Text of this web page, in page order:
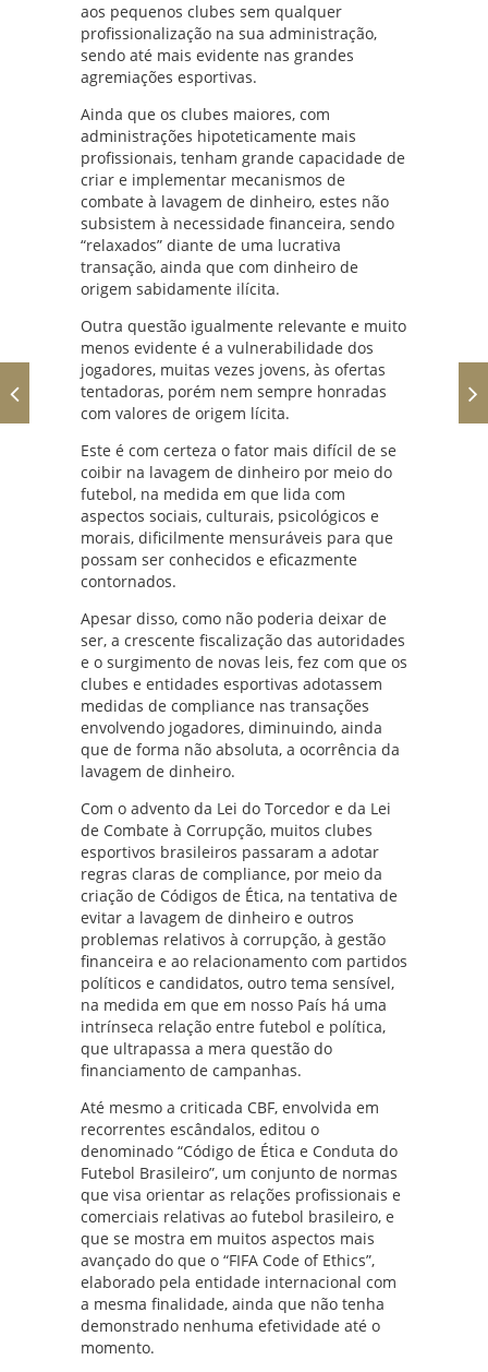
aos pequenos clubes sem qualquer
profissionalização na sua administração,
sendo até mais evidente nas grandes
agremiações esportivas.
Ainda que os clubes maiores, com
administrações hipoteticamente mais
profissionais, tenham grande capacidade de
criar e implementar mecanismos de
combate à lavagem de dinheiro, estes não
subsistem à necessidade financeira, sendo
“relaxados” diante de uma lucrativa
transação, ainda que com dinheiro de
origem sabidamente ilícita.
Outra questão igualmente relevante e muito
menos evidente é a vulnerabilidade dos
jogadores, muitas vezes jovens, às ofertas
tentadoras, porém nem sempre honradas
com valores de origem lícita.
Este é com certeza o fator mais difícil de se
coibir na lavagem de dinheiro por meio do
futebol, na medida em que lida com
aspectos sociais, culturais, psicológicos e
morais, dificilmente mensuráveis para que
possam ser conhecidos e eficazmente
contornados.
Apesar disso, como não poderia deixar de
ser, a crescente fiscalização das autoridades
e o surgimento de novas leis, fez com que os
clubes e entidades esportivas adotassem
medidas de compliance nas transações
envolvendo jogadores, diminuindo, ainda
que de forma não absoluta, a ocorrência da
lavagem de dinheiro.
Com o advento da Lei do Torcedor e da Lei
de Combate à Corrupção, muitos clubes
esportivos brasileiros passaram a adotar
regras claras de compliance, por meio da
criação de Códigos de Ética, na tentativa de
evitar a lavagem de dinheiro e outros
problemas relativos à corrupção, à gestão
financeira e ao relacionamento com partidos
políticos e candidatos, outro tema sensível,
na medida em que em nosso País há uma
intrínseca relação entre futebol e política,
que ultrapassa a mera questão do
financiamento de campanhas.
Até mesmo a criticada CBF, envolvida em
recorrentes escândalos, editou o
denominado “Código de Ética e Conduta do
Futebol Brasileiro”, um conjunto de normas
que visa orientar as relações profissionais e
comerciais relativas ao futebol brasileiro, e
que se mostra em muitos aspectos mais
avançado do que o “FIFA Code of Ethics”,
elaborado pela entidade internacional com
a mesma finalidade, ainda que não tenha
demonstrado nenhuma efetividade até o
momento.